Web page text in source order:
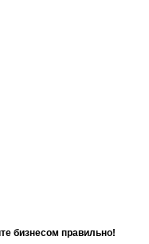
бизнесом правильно!